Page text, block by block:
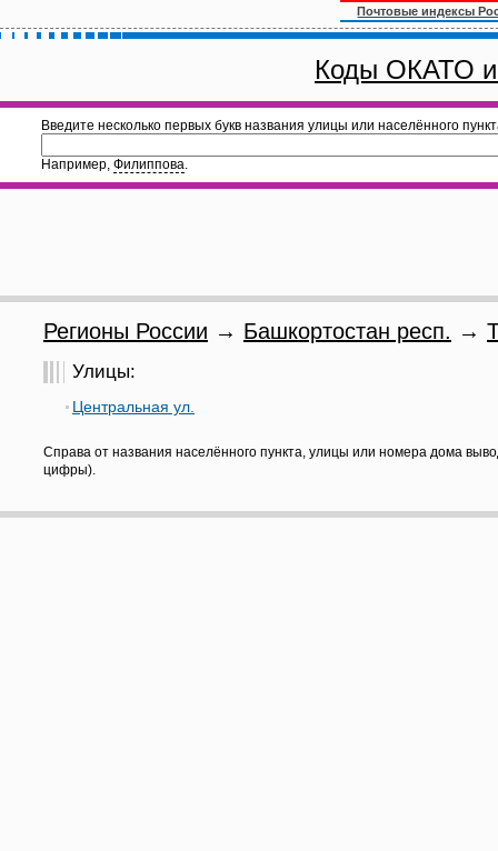
Почтовые индексы
Коды ОКАТО
Введите несколько первых букв названия улицы или населённого
Например, Филиппова.
Регионы России → Башкортостан респ. →
Улицы:
Центральная ул.
Справа от названия населённого пункта, улицы или номера дома
цифры).